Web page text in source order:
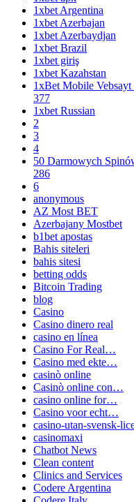
1xbet Argentina
1xbet Azerbajan
1xbet Azerbaydjan
1xbet Brazil
1xbet giriş
1xbet Kazahstan
1xBet Mobile
377
1xbet Russian
2
3
4
50 Darmowych
286
6
anonymous
AZ Most BET
Azerbajany Mostbet
b1bet apostas
Bahis siteleri
bahis sitesi
betting odds
Bitcoin Trading
blog
Casino
Casino dinero real
casino en línea
Casino For Real…
Casino med ekte…
casinò online
Casinò online con…
casino online for…
Casino voor echt…
casino-utan-svensk-
casinomaxi
Chatbot News
Clean content
Clinics and Services
Codere Argentina